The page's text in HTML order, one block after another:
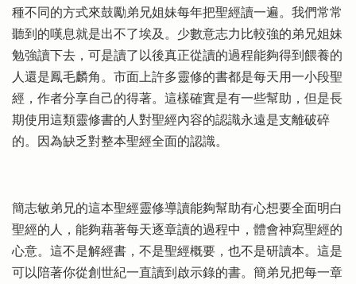
種不同的方式來鼓勵弟兄姐妹每年把聖經讀一遍。我們常常
聽到的嘆息就是出不了埃及。少數意志力比較強的弟兄姐妹
勉強讀下去，可是讀了以後真正從讀的過程能夠得到餵養的
人還是鳳毛麟角。市面上許多靈修的書都是每天用一小段聖
經，作者分享自己的得著。這樣確實是有一些幫助，但是長
期使用這類靈修書的人對聖經內容的認識永遠是支離破碎
的。因為缺乏對整本聖經全面的認識。
簡志敏弟兄的這本聖經靈修導讀能夠幫助有心想要全面明白
聖經的人，能夠藉著每天逐章讀的過程中，體會神寫聖經的
心意。這不是解經書，不是聖經概要，也不是研讀本。這是
可以陪著你從創世紀一直讀到啟示錄的書。簡弟兄把每一章